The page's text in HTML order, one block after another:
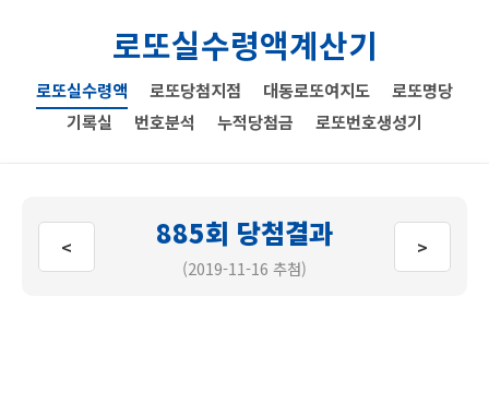
로또실수령액계산기
로또실수령액 로또당첨지점 대동로또여지도
로또명당
기록실
번호분석 누적당첨금 로또번호생성기
< 885회 당첨결과
(2019-11-16 추첨)
>